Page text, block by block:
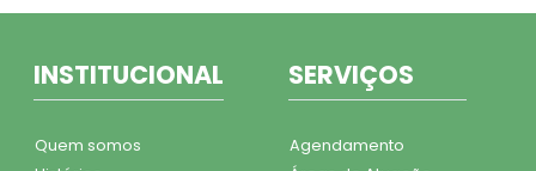
INSTITUCIONAL
Quem somos
SERVIÇOS
Agendamento